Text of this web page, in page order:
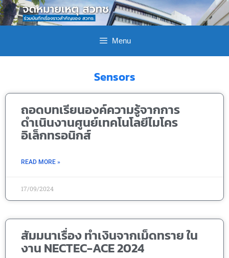
Menu
Sensors
ถอดบทเรียนองค์ความรู้จากการ
ดำเนินงานศูนย์เทคโนโลยีไมโคร
อิเล็กทรอนิกส์
READ MORE »
17/09/2024
สัมมนาเรื่อง ทำเงินจากเม็ดทราย ใน
งาน NECTEC-ACE 2024